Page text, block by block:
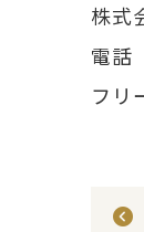
株式
電
フリ